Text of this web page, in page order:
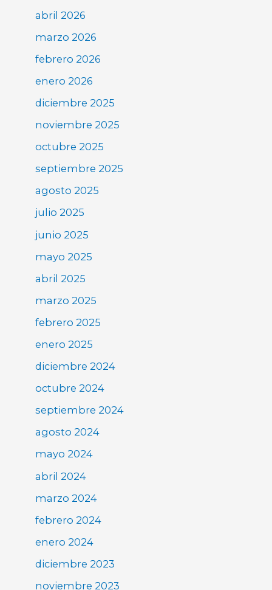
abril 2026
marzo 2026
febrero 2026
enero 2026
diciembre 2025
noviembre 2025
octubre 2025
septiembre 2025
agosto 2025
julio 2025
junio 2025
mayo 2025
abril 2025
marzo 2025
febrero 2025
enero 2025
diciembre 2024
octubre 2024
septiembre 2024
agosto 2024
mayo 2024
abril 2024
marzo 2024
febrero 2024
enero 2024
diciembre 2023
noviembre 2023